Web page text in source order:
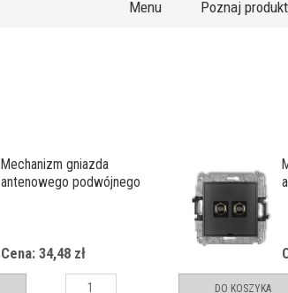
Menu Poznaj
Mechanizm gniazda
antenowego podwójnego
Cena: 34,48 zł
DO KOSZYKA